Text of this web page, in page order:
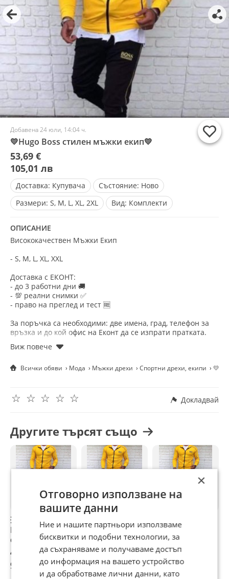
Добавена 24 юли, 14:04 ч.
💛Hugo Boss стилен мъжки екип💛
53,69 €
105,01 лв
Доставка: Купувача Състояние: Ново
Размери: S, M, L, XL, 2XL Вид: Комплекти
ОПИСАНИЕ
Висококачествен Мъжки Екип
- S, M, L, XL, XXL
Доставка с ЕКОНТ:
- до 3 работни дни 🚚
- 💯 реални снимки ✅
- право на преглед и тест 🆓
За поръчка са необходими: две имена, град, телефон за
връзка и до кой офис на Еконт да се изпрати пратката.
📩Приемаме и поръчки във Вайбър на телефон: +44 789
Всички обяви Мода Мъжки дрехи Спортни дрехи, екипи
☆
☆
☆
☆
☆ Докладвай
Другите търсят също
💥НАМАЛЕН💥
Hugo Boss мъжки
екип😎
48,57 €
94,99 лв
стилен мъжки
спортен екип💛💥
56,24 €
110 лв
Boss
48,57 €
94,99 лв
×
Отговорно използване на
вашите данни
Ние и нашите партньори използваме
бисквитки и подобни технологии, за
да съхраняваме и получаваме достъп
до информация на вашето устройство
и да обработваме лични данни, като